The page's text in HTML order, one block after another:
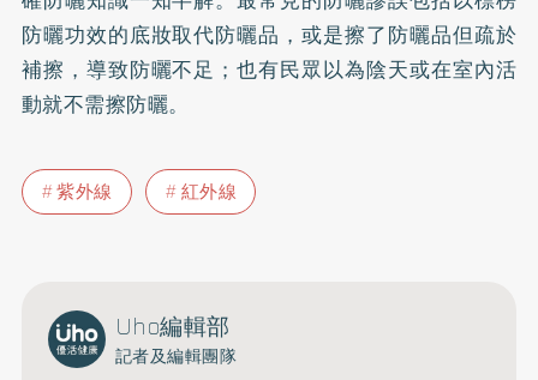
防曬功效的底妝取代防曬品，或是擦了防曬品但疏於
補擦，導致防曬不足；也有民眾以為陰天或在室內活
動就不需擦防曬。
紫外線 紅外線
Uho編輯部
記者及編輯團隊